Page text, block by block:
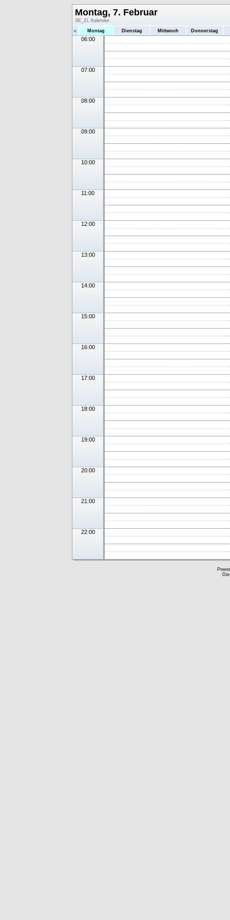
Montag, 7. Februar
SE_ZL Kalender
« Montag Dienstag Mittwoch Donnerstag
06:00
07:00
08:00
09:00
10:00
11:00
12:00
13:00
14:00
15:00
16:00
17:00
18:00
19:00
20:00
21:00
22:00